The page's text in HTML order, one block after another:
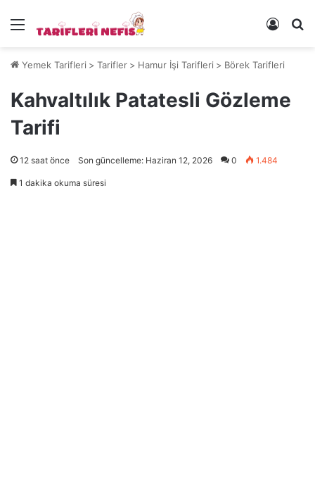
Menü Kayıt
Yemek Tarifleri > Tarifler > Hamur İşi Tarifleri > Börek Tarifleri
Kahvaltılık Patatesli Gözleme
Tarifi
12 saat önce Son güncelleme: Haziran 12, 2026 0 1.484
1 dakika okuma süresi